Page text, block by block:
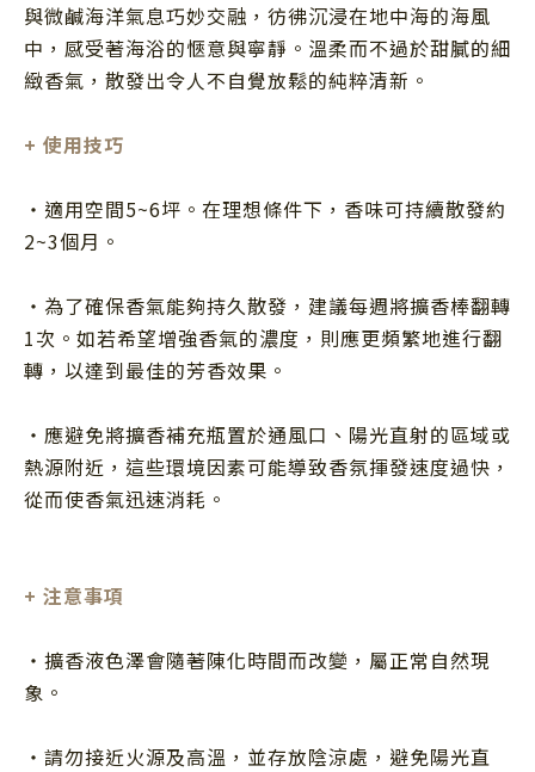
與微鹹海洋氣息巧妙交融，彷彿沉浸在地中海的海風
中，感受著海浴的愜意與寧靜。溫柔而不過於甜膩的細
緻香氣，散發出令人不自覺放鬆的純粹清新。
+ 使用技巧
・適用空間5~6坪。在理想條件下，香味可持續散發約
2~3個月。
・為了確保香氣能夠持久散發，建議每週將擴香棒翻轉
1次。如若希望增強香氣的濃度，則應更頻繁地進行翻
轉，以達到最佳的芳香效果。
・應避免將擴香補充瓶置於通風口、陽光直射的區域或
熱源附近，這些環境因素可能導致香氛揮發速度過快，
從而使香氣迅速消耗。
+ 注意事項
・擴香液色澤會隨著陳化時間而改變，屬正常自然現
象。
・請勿接近火源及高溫，並存放陰涼處，避免陽光直